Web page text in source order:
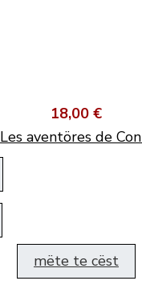
18,00 €
Les aventöres de
mëte te cëst